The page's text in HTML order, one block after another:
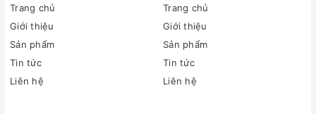
Từ 15 - 20m² (từ 40 đến 60m³)
Độ ồn trung bình (được đo trong phòng thí nghiệm):
Dàn lạnh: 35/40 dB - Dàn nóng: 54 dB
Sản xuất tại:
Trang chủ
Giới thiệu
Sản phẩm
Tin tức
Liên hệ
Trang chủ
Giới thiệu
Sản phẩm
Tin tức
Liên hệ